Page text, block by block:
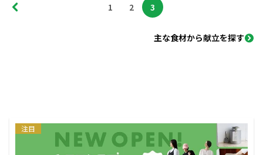
1 2 3
主な食材から献立を探す
注目